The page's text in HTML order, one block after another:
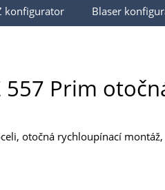
konfigurator Blaser
Prim
otočná rychloupínací